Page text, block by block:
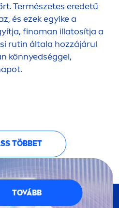
Természetes eredetű
és ezek egyike a
finoman illatosítja a
rutin általa hozzájárul
könnyedséggel,
TÖBBET
ellenőrizzük
MINKET
TOVÁBB